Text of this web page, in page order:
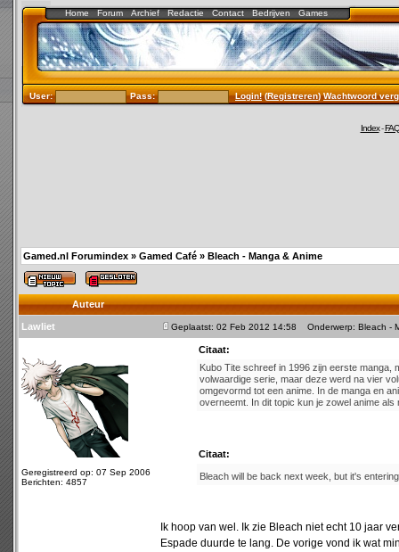
Home Forum Archief Redactie Contact Bedrijven Games
User: Pass: Login!(Registreren)Wachtwoord
Index-FAQ
Gamed.nl Forumindex » Gamed Café » Bleach - Manga & Anime
Auteur
Lawliet Geplaatst: 02 Feb 2012 14:58 Onderwerp: Bleach -
Geregistreerd op: 07 Sep 2006
Berichten: 4857
Citaat:
Kubo Tite schreef in 1996 zijn eerste manga,
volwaardige serie, maar deze werd na vier
omgevormd tot een anime. In de manga en
overneemt. In dit topic kun je zowel anime
Citaat:
Bleach will be back next week, but it's
Ik hoop van wel. Ik zie Bleach niet echt 10 jaar
Espade duurde te lang. De vorige vond ik wat